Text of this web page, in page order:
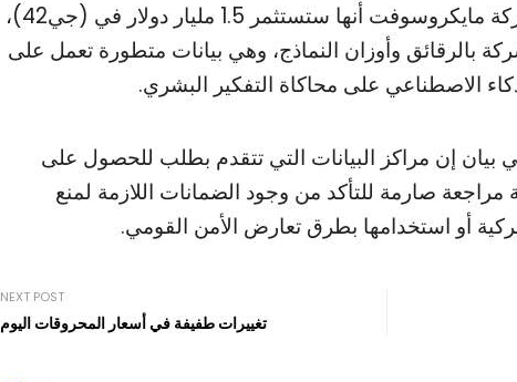
وفي نيسان، أعلنت شركة مايكروسوفت أنها ستستثمر 1.5 مليار دولار في (جي42)،
بالرقائق وأوزان النماذج، وهي بيانات متطورة تعمل على
الاصطناعي على محاكاة التفكير البشري.
بيان إن مراكز البيانات التي تتقدم بطلب للحصول على
مراجعة صارمة للتأكد من وجود الضمانات اللازمة لمنع
أو استخدامها بطرق تعارض الأمن القومي.
NEXT POST
تغييرات طفيفة في أسعار المحروقات اليوم